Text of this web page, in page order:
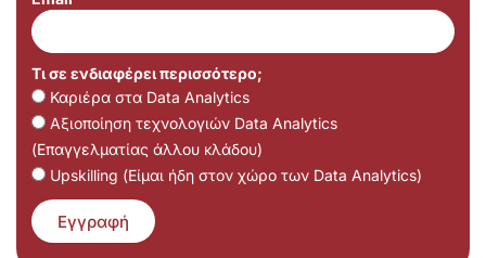
Τι σε ενδιαφέρει περισσότερο;
Καριέρα στα Data Analytics
Αξιοποίηση τεχνολογιών Data Analytics
(Επαγγελματίας άλλου κλάδου)
Upskilling (Είμαι ήδη στον χώρο των Data Analytics)
Εγγραφή